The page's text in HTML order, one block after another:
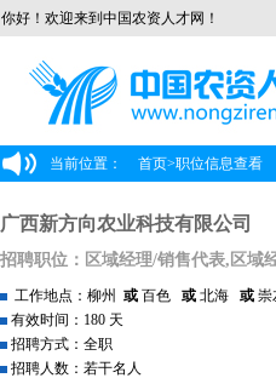
你好！欢迎来到中国农资人才网！
当前位置： 首页>职位信息查看
广西新方向农业科技有限公司
招聘职位：区域经理/销售代表,区域
工作地点：柳州 或 百色 或 北海 或
有效时间：180 天
招聘方式：全职
招聘人数：若干名人